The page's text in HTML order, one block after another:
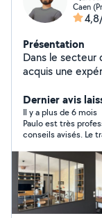
Caen
Présentation
Dans le secteur
acquis une
électricien de métier ) petits
peinture Fixer
Découpe /
complète,salle
montage de meuble Pose carrelage,
Pose lustres,
tringles.. Travaux de maçonnerie , pose claustra clôture..
Liste non
toutes autres demandes Je vous
Dernier avis
Il y a plus de 6 mois
Paulo est très
conseils avisés. Le